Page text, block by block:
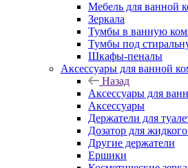
Мебель для ванной
Зеркала
Тумбы в ванную
Тумбы под
Шкафы-пеналы
Аксессуары для ванной
Назад
Аксессуары для
Аксессуары
Держатели для
Дозатор для
Другие держатели
Ершики